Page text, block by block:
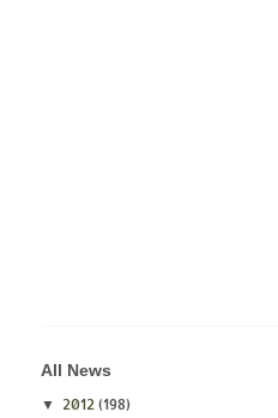
All News
▼ 2012 (198)